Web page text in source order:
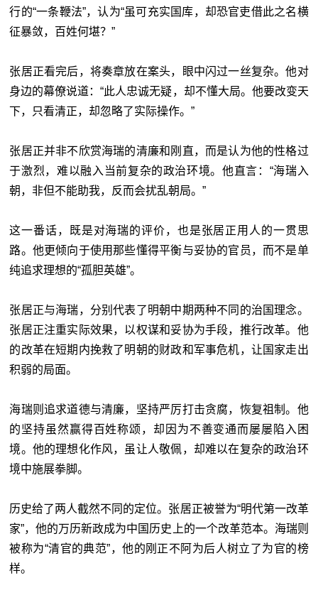
行的“一条鞭法”，认为“虽可充实国库，却恐官吏借此之名横
征暴敛，百姓何堪？”
张居正看完后，将奏章放在案头，眼中闪过一丝复杂。他对
身边的幕僚说道：“此人忠诚无疑，却不懂大局。他要改变天
下，只看清正，却忽略了实际操作。”
张居正并非不欣赏海瑞的清廉和刚直，而是认为他的性格过
于激烈，难以融入当前复杂的政治环境。他直言：“海瑞入
朝，非但不能助我，反而会扰乱朝局。”
这一番话，既是对海瑞的评价，也是张居正用人的一贯思
路。他更倾向于使用那些懂得平衡与妥协的官员，而不是单
纯追求理想的“孤胆英雄”。
张居正与海瑞，分别代表了明朝中期两种不同的治国理念。
张居正注重实际效果，以权谋和妥协为手段，推行改革。他
的改革在短期内挽救了明朝的财政和军事危机，让国家走出
积弱的局面。
海瑞则追求道德与清廉，坚持严厉打击贪腐，恢复祖制。他
的坚持虽然赢得百姓称颂，却因为不善变通而屡屡陷入困
境。他的理想化作风，虽让人敬佩，却难以在复杂的政治环
境中施展拳脚。
历史给了两人截然不同的定位。张居正被誉为“明代第一改革
家”，他的万历新政成为中国历史上的一个改革范本。海瑞则
被称为“清官的典范”，他的刚正不阿为后人树立了为官的榜
样。